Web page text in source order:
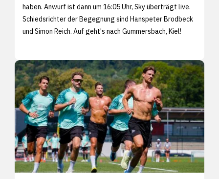
haben. Anwurf ist dann um 16:05 Uhr, Sky überträgt live.
Schiedsrichter der Begegnung sind Hanspeter Brodbeck
und Simon Reich. Auf geht's nach Gummersbach, Kiel!